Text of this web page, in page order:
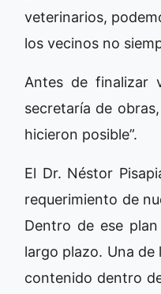
veterinarios,
los vecinos no
Antes de finalizar
secretaría de
hicieron posible”.
El Dr. Néstor
requerimiento de
Dentro de ese
largo plazo. Una
contenido dentro